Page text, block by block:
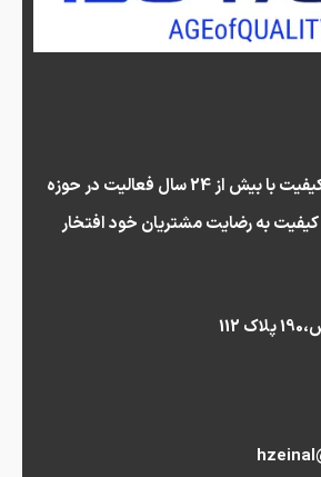
گروه مشاوران عصر کیفیت با بیش از 24 سال فعالیت در حوزه
به رضایت مشتریان خود افتخار